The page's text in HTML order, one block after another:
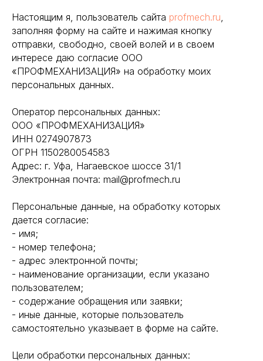
Настоящим я, пользователь сайта profmech.ru,
заполняя форму на сайте и нажимая кнопку
отправки, свободно, своей волей и в своем
интересе даю согласие ООО
«ПРОФМЕХАНИЗАЦИЯ» на обработку моих
персональных данных.
Оператор персональных данных:
ООО «ПРОФМЕХАНИЗАЦИЯ»
ИНН 0274907873
ОГРН 1150280054583
Адрес: г. Уфа, Нагаевское шоссе 31/1
Электронная почта: mail@profmech.ru
Персональные данные, на обработку которых
дается согласие:
- имя;
- номер телефона;
- адрес электронной почты;
- наименование организации, если указано
пользователем;
- содержание обращения или заявки;
- иные данные, которые пользователь
самостоятельно указывает в форме на сайте.
Цели обработки персональных данных: